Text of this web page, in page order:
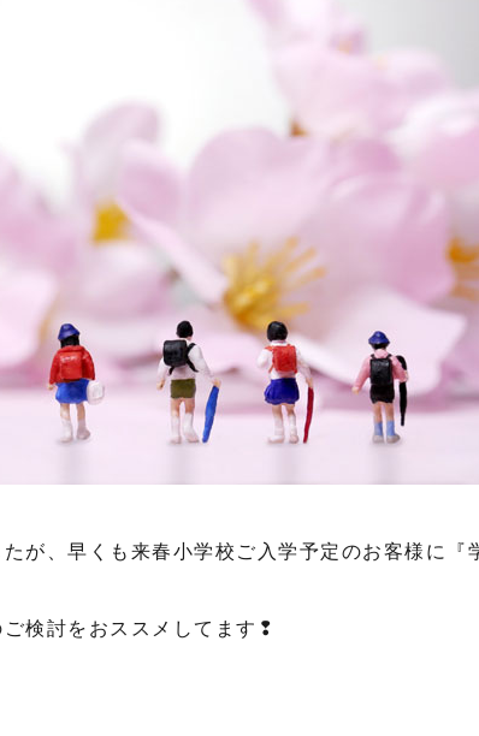
が、早くも来春小学校ご入学予定のお客様に『
検討をおススメしてます❢